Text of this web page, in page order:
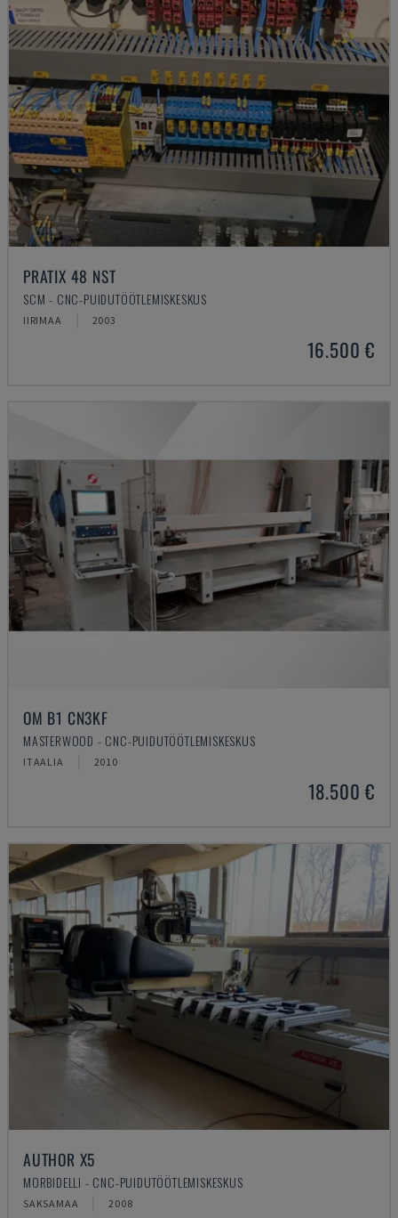
PRATIX 48 NST
SCM - CNC-PUIDUTÖÖTLEMISKESKUS
IIRIMAA 2003
16.500 €
OM B1 CN3KF
MASTERWOOD - CNC-PUIDUTÖÖTLEMISKESKUS
ITAALIA 2010
18.500 €
AUTHOR X5
MORBIDELLI - CNC-PUIDUTÖÖTLEMISKESKUS
SAKSAMAA 2008